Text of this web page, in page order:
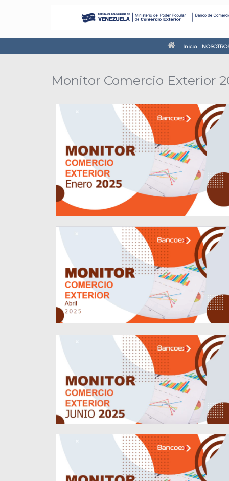
Inicio
Monitor Comercio Exterior